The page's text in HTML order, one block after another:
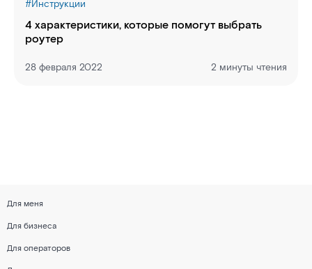
#Инструкции
4 характеристики, которые помогут выбрать
роутер
28 февраля 2022 2 минуты чтения
Для меня
Для бизнеса
Для операторов